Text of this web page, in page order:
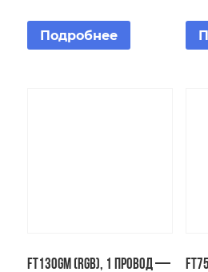
IP68
Подробнее
FT130GM (RGB), 1 провод —